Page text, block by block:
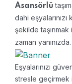
Asansörlü
dahi eşyalarınızı
şekilde
zaman yanınızda.
Eşyalarınızı
stresle geçirmek